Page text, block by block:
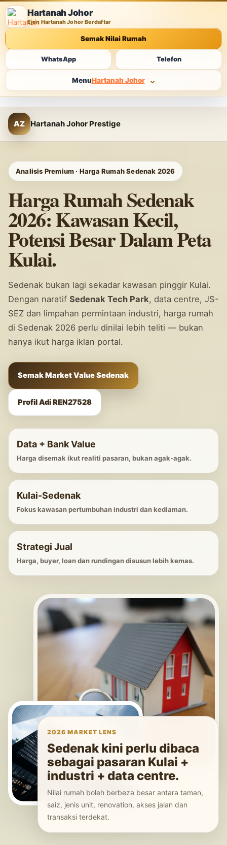
Hartanah Johor
Ejen Hartanah Johor Berdaftar
Semak Nilai Rumah
WhatsApp Telefon
MenuHartanah Johor
AZ Hartanah Johor Prestige
Analisis Premium · Harga Rumah Sedenak 2026
Harga Rumah Sedenak
2026: Kawasan Kecil,
Potensi Besar Dalam Peta
Kulai.
Sedenak bukan lagi sekadar kawasan pinggir Kulai.
Dengan naratif Sedenak Tech Park, data centre, JS-
SEZ dan limpahan permintaan industri, harga rumah
di Sedenak 2026 perlu dinilai lebih teliti — bukan
hanya ikut harga iklan portal.
Semak Market Value Sedenak
Profil Adi REN27528
Data + Bank Value
Harga disemak ikut realiti pasaran, bukan agak-agak.
Kulai-Sedenak
Fokus kawasan pertumbuhan industri dan kediaman.
Strategi Jual
Harga, buyer, loan dan rundingan disusun lebih kemas.
2026 MARKET LENS
Sedenak kini perlu dibaca
sebagai pasaran Kulai +
industri + data centre.
Nilai rumah boleh berbeza besar antara taman,
saiz, jenis unit, renovation, akses jalan dan
transaksi terdekat.